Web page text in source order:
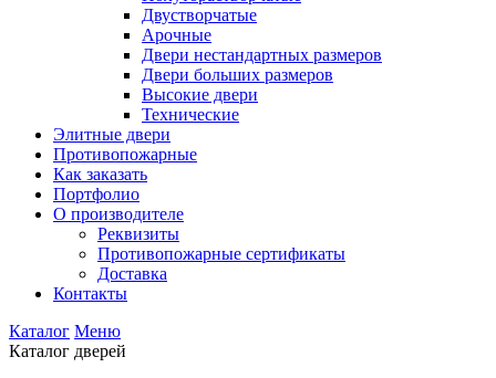
Двустворчатые
Арочные
Двери нестандартных размеров
Двери больших размеров
Высокие двери
Технические
Элитные двери
Противопожарные
Как заказать
Портфолио
О производителе
Реквизиты
Противопожарные сертификаты
Доставка
Контакты
Каталог Меню
Каталог дверей